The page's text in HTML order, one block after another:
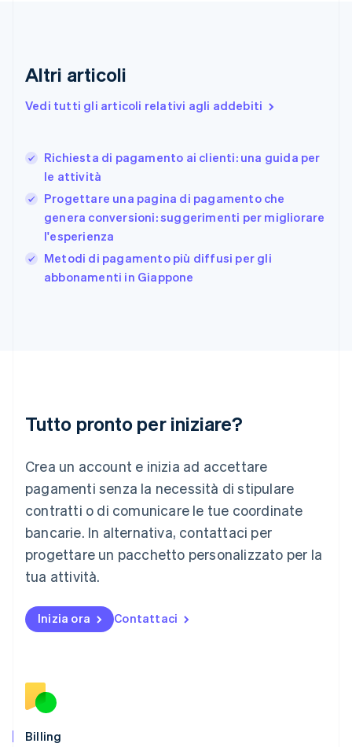
Altri articoli
Vedi tutti gli articoli relativi agli addebiti
Richiesta di pagamento ai clienti: una guida per
le attività
Progettare una pagina di pagamento che
genera conversioni: suggerimenti per migliorare
l'esperienza
Metodi di pagamento più diffusi per gli
abbonamenti in Giappone
Tutto pronto per iniziare?
Crea un account e inizia ad accettare
pagamenti senza la necessità di stipulare
contratti o di comunicare le tue coordinate
bancarie. In alternativa, contattaci per
progettare un pacchetto personalizzato per la
tua attività.
Inizia ora Contattaci
Billing
Finlandia
Francia
DeutschEnglish
Giappone
日本語 English
Gibilterra
English
Grecia
English
India
Lituania
Lussemburgo
Deutsch English
Malaysia
English 简体中文
Malta
Messico
EspañolEnglish
English
Nuova Zelanda
English
Portogallo
Português